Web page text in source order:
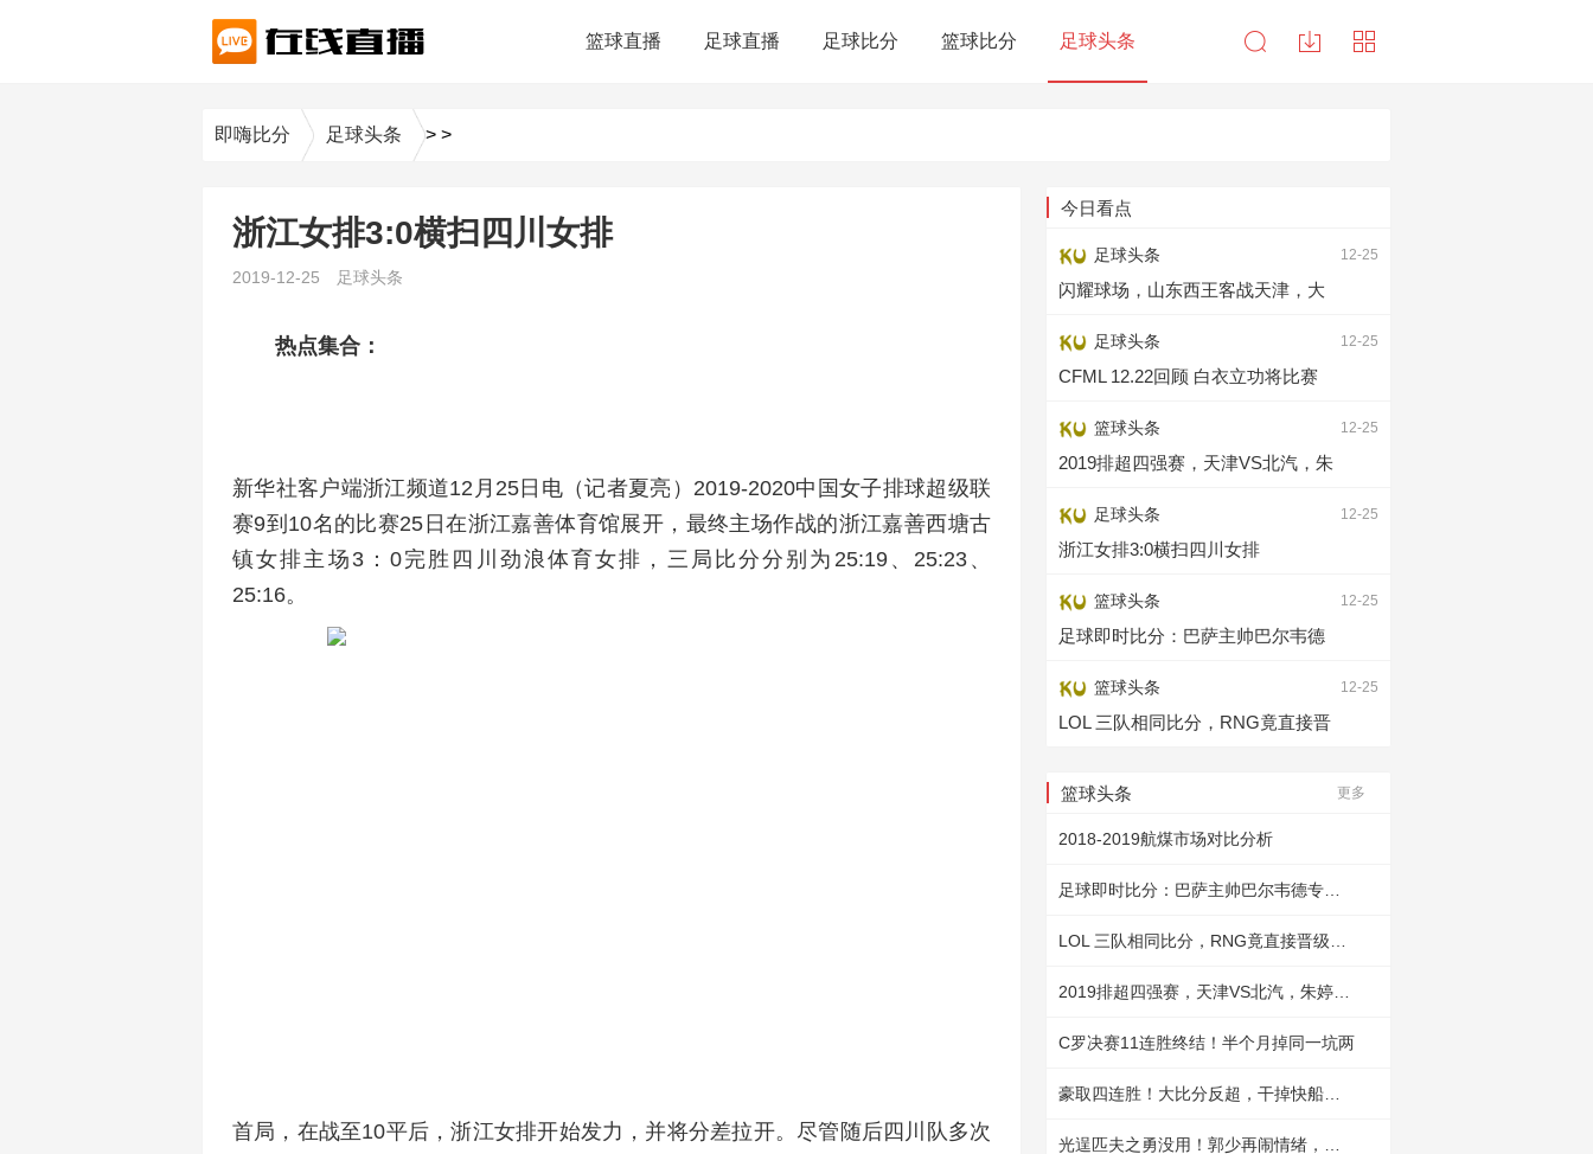
篮球直播 足球直播 足球比分 篮球比分 足球头条
即嗨比分 >
足球头条 >
浙江女排3:0横扫四川女排
2019-12-25 足球头条
热点集合：
新华社客户端浙江频道12月25日电（记者夏亮）2019-2020中国女子排球超级联
赛9到10名的比赛25日在浙江嘉善体育馆展开，最终主场作战的浙江嘉善西塘古
镇女排主场3：0完胜四川劲浪体育女排，三局比分分别为25:19、25:23、
25:16。
首局，在战至10平后，浙江女排开始发力，并将分差拉开。尽管随后四川队多次
今日看点
足球头条 12-25
闪耀球场，山东西王客战天津，大
足球头条 12-25
CFML 12.22回顾 白衣立功将比赛
篮球头条 12-25
2019排超四强赛，天津VS北汽，朱
足球头条 12-25
浙江女排3:0横扫四川女排
篮球头条 12-25
足球即时比分：巴萨主帅巴尔韦德
篮球头条 12-25
LOL 三队相同比分，RNG竟直接晋
篮球头条 更多
2018-2019航煤市场对比分析
C罗决赛11连胜终结！半个月掉同一坑两